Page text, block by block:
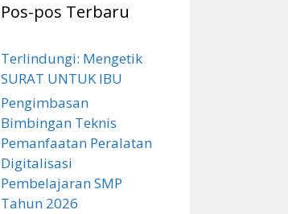
Pos-pos Terbaru
Terlindungi: Mengetik
SURAT UNTUK IBU
Pengimbasan
Bimbingan Teknis
Pemanfaatan Peralatan
Digitalisasi
Pembelajaran SMP
Tahun 2026